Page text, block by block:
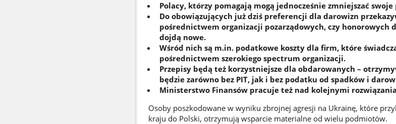
Polacy, którzy pomagają mogą jednocześnie zmniejszać
Do obowiązujących już dziś preferencji dla darowizn
pośrednictwem organizacji pozarządowych, czy honorowych
dojdą nowe.
Wśród nich są m.in. podatkowe koszty dla firm, które
pośrednictwem szerokiego spectrum organizacji.
Przepisy będą też korzystniejsze dla obdarowanych –
będzie zarówno bez PIT, jak i bez podatku od spadków i
Ministerstwo Finansów pracuje też nad kolejnymi
Osoby poszkodowane w wyniku zbrojnej agresji na Ukrainę, które
kraju do Polski, otrzymują wsparcie materialne od wielu podmiotów.